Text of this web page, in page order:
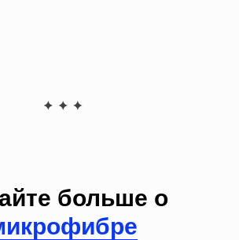
больше о